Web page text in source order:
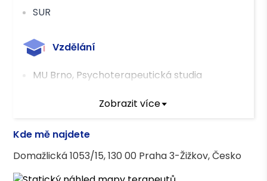
SUR
Vzdělání
MU Brno, Psychoterapeutická studia
Zobrazit více
Kde mě najdete
Domažlická 1053/15, 130 00 Praha 3-Žižkov, Česko